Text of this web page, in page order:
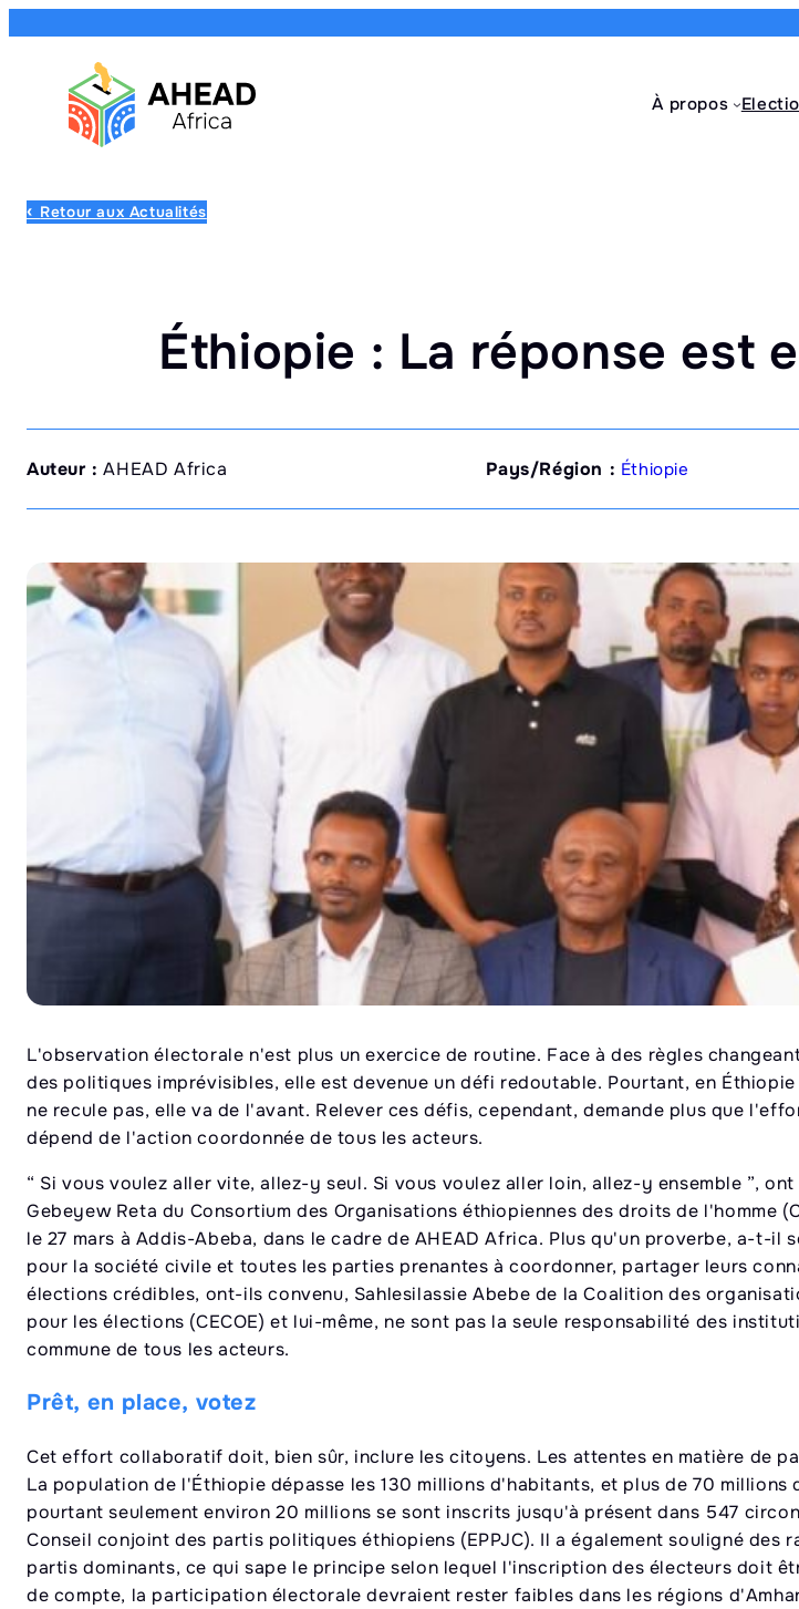
À propos
Retour aux Actualités
Éthiopie : La réponse est
Auteur : AHEAD Africa Pays/Région : Éthiopie
L'observation électorale n'est plus un exercice de routine. Face à des règles
des politiques imprévisibles, elle est devenue un défi redoutable. Pourtant, en
ne recule pas, elle va de l'avant. Relever ces défis, cependant, demande plus que
dépend de l'action coordonnée de tous les acteurs.
“ Si vous voulez aller vite, allez-y seul. Si vous voulez aller loin, allez-y ensemble ”,
Gebeyew Reta du Consortium des Organisations éthiopiennes des droits de l'homme
le 27 mars à Addis-Abeba, dans le cadre de AHEAD Africa. Plus qu'un proverbe, a-t-il
pour la société civile et toutes les parties prenantes à coordonner, partager leurs
élections crédibles, ont-ils convenu, Sahlesilassie Abebe de la Coalition des
pour les élections (CECOE) et lui-même, ne sont pas la seule responsabilité des
commune de tous les acteurs.
Prêt, en place, votez
Cet effort collaboratif doit, bien sûr, inclure les citoyens. Les attentes en matière de
La population de l'Éthiopie dépasse les 130 millions d'habitants, et plus de 70 millions
pourtant seulement environ 20 millions se sont inscrits jusqu'à présent dans 547
Conseil conjoint des partis politiques éthiopiens (EPPJC). Il a également souligné des
partis dominants, ce qui sape le principe selon lequel l'inscription des électeurs doit
de compte, la participation électorale devraient rester faibles dans les régions